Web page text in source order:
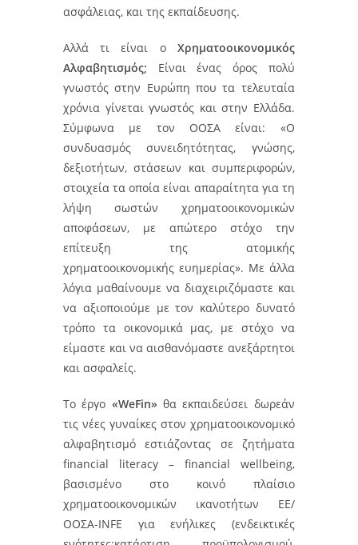
ασφάλειας, και της εκπαίδευσης.
Αλλά τι είναι ο Χρηματοοικονομικός
Αλφαβητισμός; Είναι ένας όρος πολύ
γνωστός στην Ευρώπη που τα τελευταία
χρόνια γίνεται γνωστός και στην Ελλάδα.
Σύμφωνα με τον ΟΟΣΑ είναι: «Ο
συνδυασμός συνειδητότητας, γνώσης,
δεξιοτήτων, στάσεων και συμπεριφορών,
στοιχεία τα οποία είναι απαραίτητα για τη
λήψη σωστών χρηματοοικονομικών
αποφάσεων, με απώτερο στόχο την
επίτευξη της ατομικής
χρηματοοικονομικής ευημερίας». Με άλλα
λόγια μαθαίνουμε να διαχειριζόμαστε και
να αξιοποιούμε με τον καλύτερο δυνατό
τρόπο τα οικονομικά μας, με στόχο να
είμαστε και να αισθανόμαστε ανεξάρτητοι
και ασφαλείς.
Το έργο «WeFin» θα εκπαιδεύσει δωρεάν
τις νέες γυναίκες στον χρηματοοικονομικό
αλφαβητισμό εστιάζοντας σε ζητήματα
financial literacy – financial wellbeing,
βασισμένο στο κοινό πλαίσιο
χρηματοοικονομικών ικανοτήτων ΕΕ/
ΟΟΣΑ-INFE για ενήλικες (ενδεικτικές